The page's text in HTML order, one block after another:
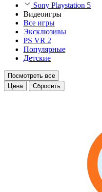
Sony Playstation 5
Видеоигры
Все игры
Эксклюзивы
PS VR 2
Популярные
Детские
Посмотреть все
Цена
Сбросить